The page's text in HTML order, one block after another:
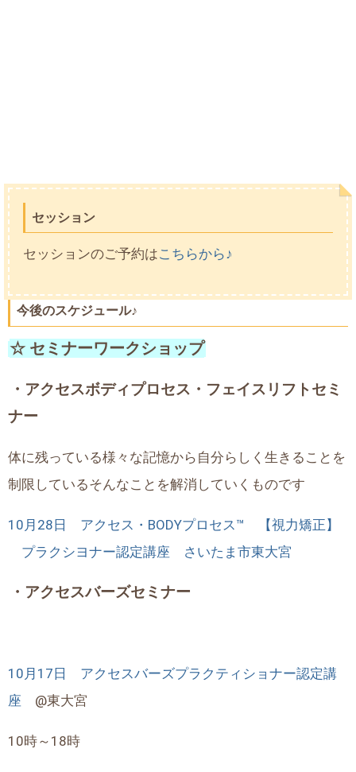
セッション
セッションのご予約はこちらから ♪
今後のスケジュール♪
☆ セミナーワークショップ
・アクセスボディプロセス・フェイスリフトセミ
ナー
体に残っている様々な記憶から自分らしく生きることを
制限しているそんなことを解消していくものです
10月28日 アクセス・BODYプロセス™ 【視力矯正】
プラクシヨナー認定講座 さいたま市東大宮
・アクセスバーズセミナー
10月17日 アクセスバーズプラクティショナー認定講
座 @東大宮
10時～18時